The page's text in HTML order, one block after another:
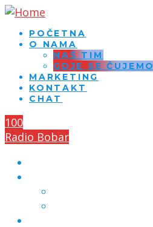
POČETNA
O NAMA
NAŠ TIM
GDJE SE ČUJEMO
MARKETING
KONTAKT
CHAT
100
Radio Bobar